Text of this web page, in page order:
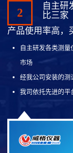
2
自主研
比三家
产品使用率高，
自主研发各类测
市场
经我公司安装的测
我司依托先进的平